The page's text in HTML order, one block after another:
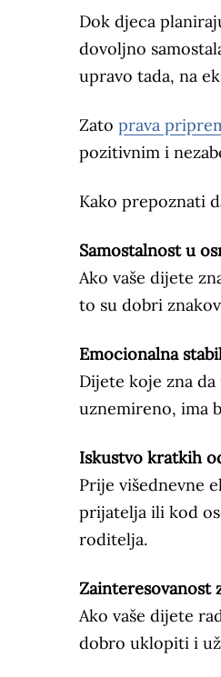
Dok djeca
dovoljno
upravo tada, na
Zato prava
pozitivnim i
Kako prepoznati
Samostalnost u
Ako vaše dijete
to su dobri
Emocionalna
Dijete koje zna
uznemireno, ima
Iskustvo kratkih
Prije višednevne
prijatelja ili kod
roditelja.
Zainteresovanost
Ako vaše dijete
dobro uklopiti i